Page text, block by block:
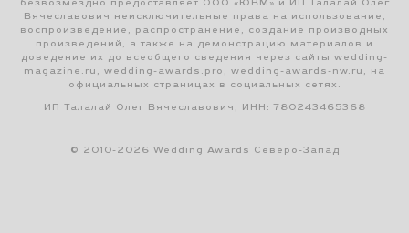
безвозмездно предоставляет ООО «ЮВМ» и ИП Талалай Олег
Вячеславович неисключительные права на использование,
воспроизведение, распространение, создание производных
произведений, а также на демонстрацию материалов и
доведение их до всеобщего сведения через сайты wedding-
magazine.ru, wedding-awards.pro, wedding-awards-nw.ru, на
официальных страницах в социальных сетях.
ИП Талалай Олег Вячеславович, ИНН: 780243465368
© 2010-2026 Wedding Awards Северо-Запад